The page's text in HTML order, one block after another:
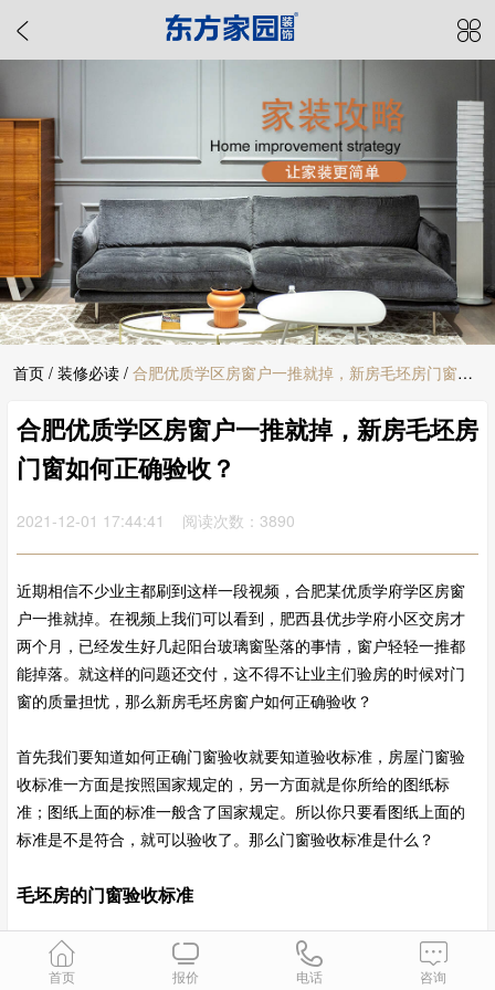
首页 / 装修必读 / 合肥优质学区房窗户一推就掉，新房毛坯房门窗如
何正确验收？
合肥优质学区房窗户一推就掉，新房毛坯房
门窗如何正确验收？
2021-12-01 17:44:41 阅读次数：3890
近期相信不少业主都刷到这样一段视频，合肥某优质学府学区房窗
户一推就掉。在视频上我们可以看到，肥西县优步学府小区交房才
两个月，已经发生好几起阳台玻璃窗坠落的事情，窗户轻轻一推都
能掉落。就这样的问题还交付，这不得不让业主们验房的时候对门
窗的质量担忧，那么新房毛坯房窗户如何正确验收？
首先我们要知道如何正确门窗验收就要知道验收标准，房屋门窗验
收标准一方面是按照国家规定的，另一方面就是你所给的图纸标
准；图纸上面的标准一般含了国家规定。所以你只要看图纸上面的
标准是不是符合，就可以验收了。那么门窗验收标准是什么？
毛坯房的门窗验收标准
1、入户门验收
首页 报价 电话 咨询